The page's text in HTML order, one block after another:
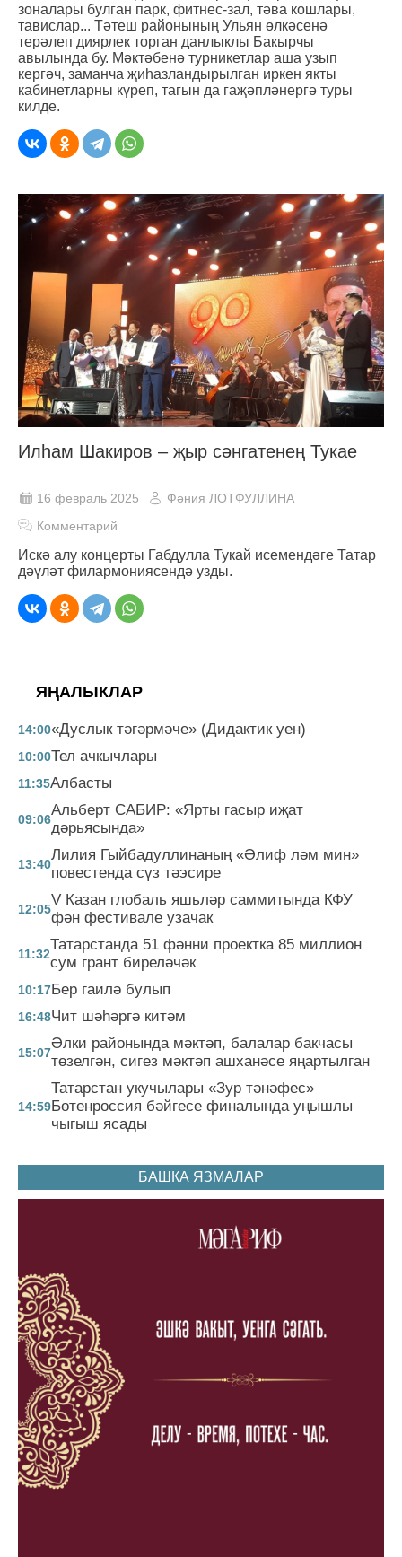
зоналары булган парк, фитнес-зал, тәва кошлары,
тавислар... Тәтеш районының Ульян өлкәсенә
терәлеп диярлек торган данлыклы Бакырчы
авылында бу. Мәктәбенә турникетлар аша узып
кергәч, заманча җиһазландырылган иркен якты
кабинетларны күреп, тагын да гаҗәпләнергә туры
килде.
Илһам Шакиров – җыр сәнгатенең Тукае
16 февраль 2025
Фәния ЛОТФУЛЛИНА
Комментарий
Искә алу концерты Габдулла Тукай исемендәге Татар
дәүләт филармониясендә узды.
ЯҢАЛЫКЛАР
14:00«Дуслык тәгәрмәче» (Дидактик уен)
10:00Тел ачкычлары
11:35Албасты
09:06
Альберт САБИР: «Ярты гасыр иҗат
дәрьясында»
13:40
Лилия Гыйбадуллинаның «Әлиф ләм мин»
повестенда сүз тәэсире
12:05
V Казан глобаль яшьләр саммитында КФУ
фән фестивале узачак
11:32
Татарстанда 51 фәнни проектка 85 миллион
сум грант биреләчәк
10:17Бер гаилә булып
16:48Чит шәһәргә китәм
15:07
Әлки районында мәктәп, балалар бакчасы
төзелгән, сигез мәктәп ашханәсе яңартылган
14:59
Татарстан укучылары «Зур тәнәфес»
Бөтенроссия бәйгесе финалында уңышлы
чыгыш ясады
БАШКА ЯЗМАЛАР